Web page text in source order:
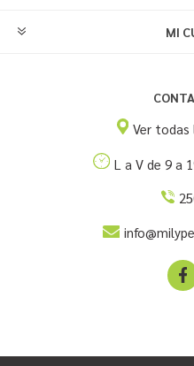
MI
Ver todas
L a V de 9 a